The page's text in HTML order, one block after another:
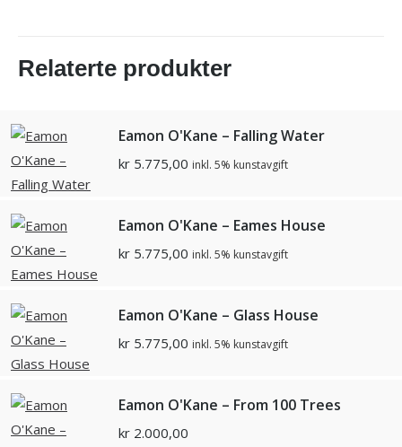
Relaterte produkter
Eamon O'Kane – Falling Water
kr 5.775,00 inkl. 5% kunstavgift
Eamon O'Kane – Eames House
kr 5.775,00 inkl. 5% kunstavgift
Eamon O'Kane – Glass House
kr 5.775,00 inkl. 5% kunstavgift
Eamon O'Kane – From 100 Trees
kr 2.000,00